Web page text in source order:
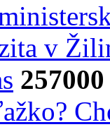
v
257000